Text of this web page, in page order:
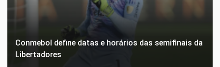
Conmebol define datas e horários das semifinais da
Libertadores